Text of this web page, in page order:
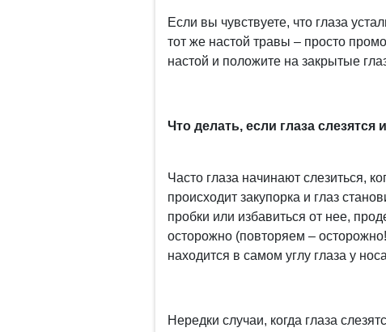
Если вы чувствуете, что глаза
тот же настой травы – просто
настой и положите на закрытые
Что делать, если глаза слезятся
Часто глаза начинают слезиться,
происходит закупорка и глаз
пробки или избавиться от нее,
осторожно (повторяем –
находится в самом углу глаза у
Нередки случаи, когда глаза